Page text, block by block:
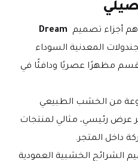
أجزاء تصميم
Dream
داخل المتجر.